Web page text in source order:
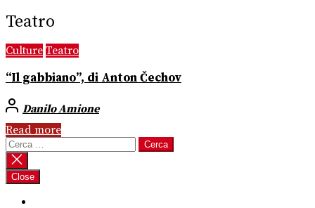
Teatro
Culture Teatro
“Il gabbiano”, di Anton Čechov
Danilo Amione
Read more
Ricerca
per:
Close